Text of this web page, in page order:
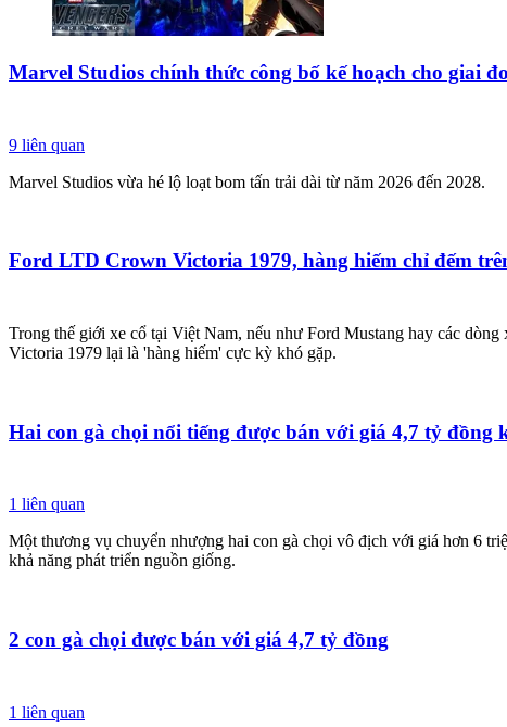
Marvel Studios chính thức công bố kế hoạch cho giai
9 liên quan
Marvel Studios vừa hé lộ loạt bom tấn trải dài từ năm 2026 đến 2028.
Ford LTD Crown Victoria 1979, hàng hiếm chỉ đếm
Trong thế giới xe cổ tại Việt Nam, nếu như Ford Mustang hay các
Victoria 1979 lại là 'hàng hiếm' cực kỳ khó gặp.
Hai con gà chọi nổi tiếng được bán với giá 4,7 tỷ đồng
1 liên quan
Một thương vụ chuyển nhượng hai con gà chọi vô địch với giá hơn 6
khả năng phát triển nguồn giống.
2 con gà chọi được bán với giá 4,7 tỷ đồng
1 liên quan